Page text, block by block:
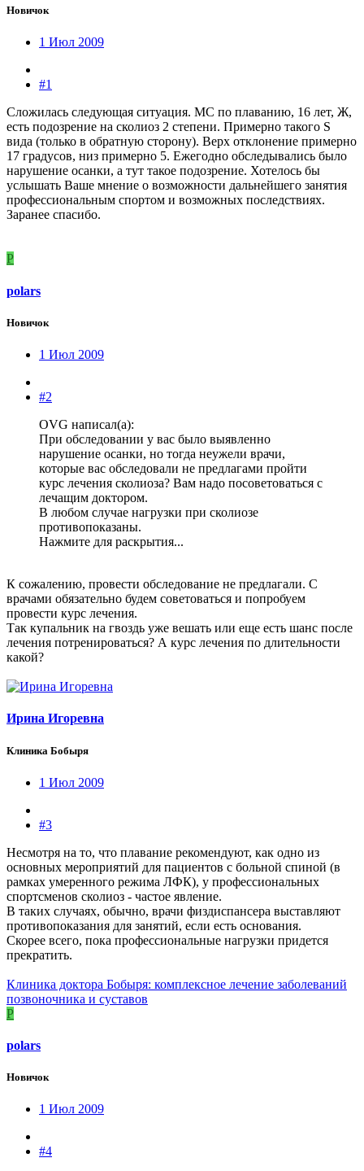
Новичок
1 Июл 2009
#1
Сложилась следующая ситуация. МС по плаванию, 16 лет, Ж,
есть подозрение на сколиоз 2 степени. Примерно такого Ѕ
вида (только в обратную сторону). Верх отклонение примерно
17 градусов, низ примерно 5. Ежегодно обследывались было
нарушение осанки, а тут такое подозрение. Хотелось бы
услышать Ваше мнение о возможности дальнейшего занятия
профессиональным спортом и возможных последствиях.
Заранее спасибо.
P
polars
Новичок
1 Июл 2009
#2
OVG написал(а):
При обследовании у вас было выявленно
нарушение осанки, но тогда неужели врачи,
которые вас обследовали не предлагами пройти
курс лечения сколиоза? Вам надо посоветоваться с
лечащим доктором.
В любом случае нагрузки при сколиозе
противопоказаны.
Нажмите для раскрытия...
К сожалению, провести обследование не предлагали. С
врачами обязательно будем советоваться и попробуем
провести курс лечения.
Так купальник на гвоздь уже вешать или еще есть шанс после
лечения потренироваться? А курс лечения по длительности
какой?
Ирина Игоревна
Клиника Бобыря
1 Июл 2009
#3
Несмотря на то, что плавание рекомендуют, как одно из
основных мероприятий для пациентов с больной спиной (в
рамках умеренного режима ЛФК), у профессиональных
спортсменов сколиоз - частое явление.
В таких случаях, обычно, врачи физдиспансера выставляют
противопоказания для занятий, если есть основания.
Скорее всего, пока профессиональные нагрузки придется
прекратить.
Клиника доктора Бобыря: комплексное лечение заболеваний
позвоночника и суставов
P
polars
Новичок
1 Июл 2009
#4